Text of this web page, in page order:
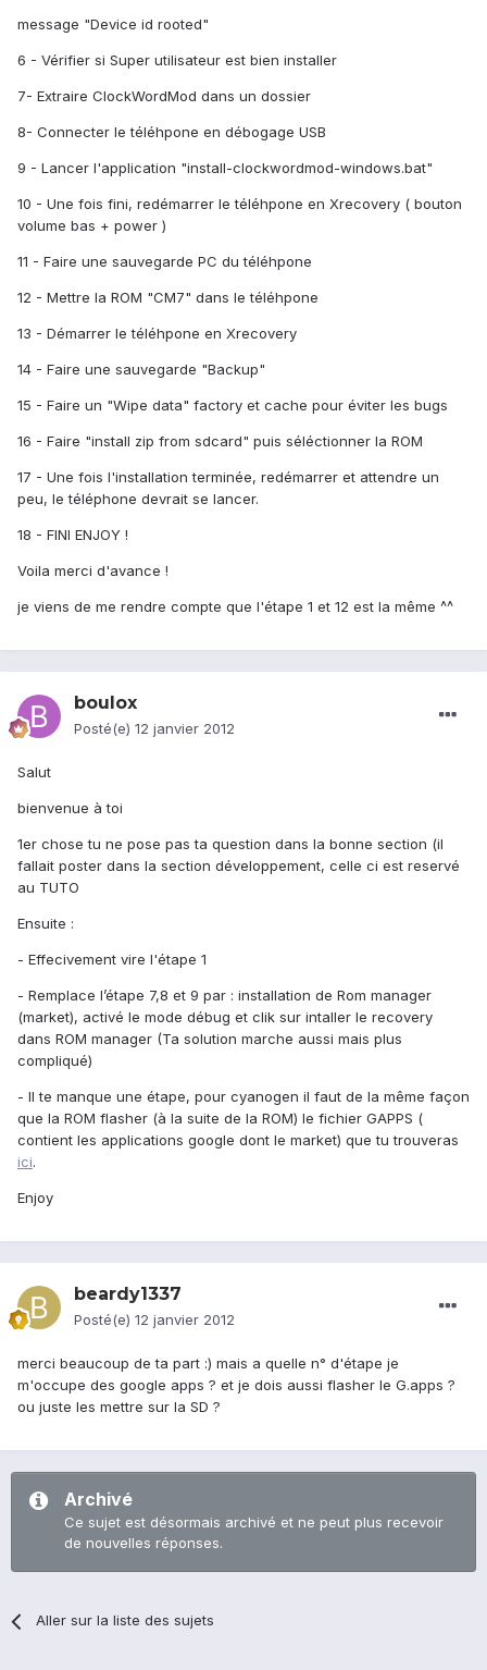
message "Device id rooted"
6 - Vérifier si Super utilisateur est bien installer
7- Extraire ClockWordMod dans un dossier
8- Connecter le téléhpone en débogage USB
9 - Lancer l'application "install-clockwordmod-windows.bat"
10 - Une fois fini, redémarrer le téléhpone en Xrecovery ( bouton
volume bas + power )
11 - Faire une sauvegarde PC du téléhpone
12 - Mettre la ROM "CM7" dans le téléhpone
13 - Démarrer le téléhpone en Xrecovery
14 - Faire une sauvegarde "Backup"
15 - Faire un "Wipe data" factory et cache pour éviter les bugs
16 - Faire "install zip from sdcard" puis séléctionner la ROM
17 - Une fois l'installation terminée, redémarrer et attendre un
peu, le téléphone devrait se lancer.
18 - FINI ENJOY !
Voila merci d'avance !
je viens de me rendre compte que l'étape 1 et 12 est la même ^^
boulox
Posté(e) 12 janvier 2012
Salut
bienvenue à toi
1er chose tu ne pose pas ta question dans la bonne section (il
fallait poster dans la section développement, celle ci est reservé
au TUTO
Ensuite :
- Effecivement vire l'étape 1
- Remplace l’étape 7,8 et 9 par : installation de Rom manager
(market), activé le mode débug et clik sur intaller le recovery
dans ROM manager (Ta solution marche aussi mais plus
compliqué)
- Il te manque une étape, pour cyanogen il faut de la même façon
que la ROM flasher (à la suite de la ROM) le fichier GAPPS (
contient les applications google dont le market) que tu trouveras
ici.
Enjoy
beardy1337
Posté(e) 12 janvier 2012
merci beaucoup de ta part :) mais a quelle n° d'étape je
m'occupe des google apps ? et je dois aussi flasher le G.apps ?
ou juste les mettre sur la SD ?
Archivé
Ce sujet est désormais archivé et ne peut plus recevoir
de nouvelles réponses.
Aller sur la liste des sujets